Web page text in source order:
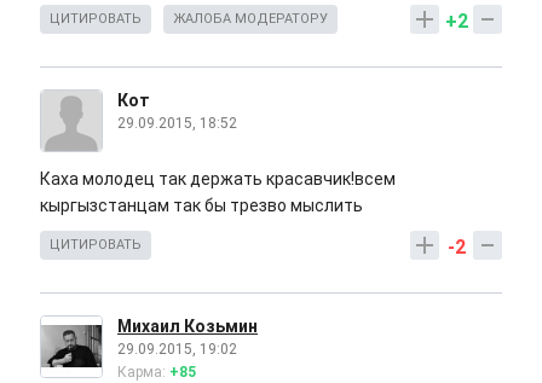
+2
ЦИТИРОВАТЬ ЖАЛОБА МОДЕРАТОРУ
Кот
29.09.2015, 18:52
Каха молодец так держать красавчик!всем
кыргызстанцам так бы трезво мыслить
-2
ЦИТИРОВАТЬ
Михаил Козьмин
29.09.2015, 19:02
Карма: +85